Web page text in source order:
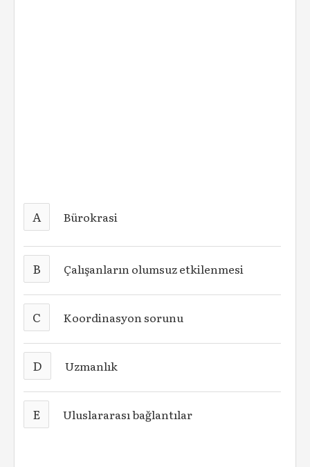
A Bürokrasi
B Çalışanların olumsuz etkilenmesi
C Koordinasyon sorunu
D Uzmanlık
E Uluslararası bağlantılar